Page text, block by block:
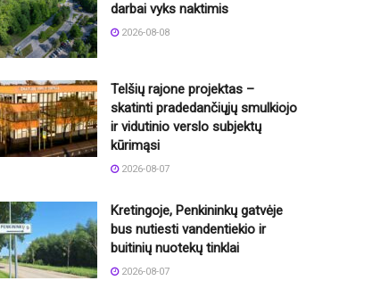
darbai vyks naktimis
2026-08-08
Telšių rajone projektas –
skatinti pradedančiųjų smulkiojo
ir vidutinio verslo subjektų
kūrimąsi
2026-08-07
Kretingoje, Penkininkų gatvėje
bus nutiesti vandentiekio ir
buitinių nuotekų tinklai
2026-08-07